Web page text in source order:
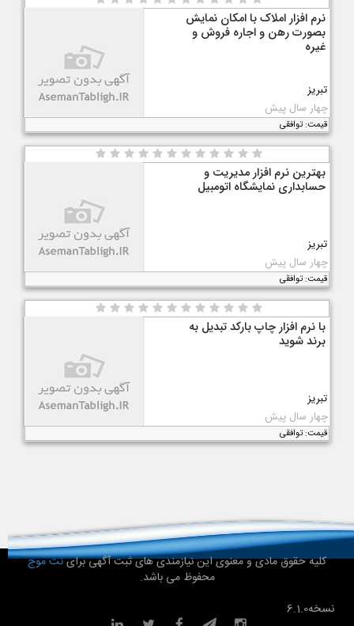
نرم افزار املاک با امکان نمایش
بصورت رهن و اجاره فروش و
غیره
تبریز
چهار سال پیش
قیمت: توافقی
بهترین نرم افزار مدیریت و
حسابداری نمایشگاه اتومبیل
تبریز
چهار سال پیش
قیمت: توافقی
با نرم افزار چاپ بارکد تبدیل به
برند شوید
تبریز
چهار سال پیش
قیمت: توافقی
کلیه حقوق مادی و معنوی این نیازمندی های ثبت آگهی براینت موج
محفوظ می باشد.
نسخه6.1.0